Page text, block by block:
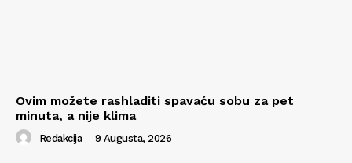
Ovim možete rashladiti spavaću sobu za pet
minuta, a nije klima
Redakcija - 9 Augusta, 2026